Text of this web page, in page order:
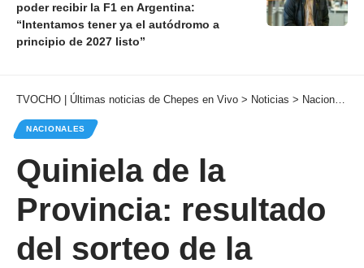
poder recibir la F1 en Argentina:
“Intentamos tener ya el autódromo a
principio de 2027 listo”
TVOCHO | Últimas noticias de Chepes en Vivo > Noticias > Nacionales
NACIONALES
Quiniela de la
Provincia: resultado
del sorteo de la